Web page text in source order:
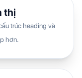
thị
trúc heading và
hơn.